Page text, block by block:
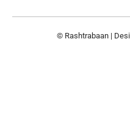
© Rashtrabaan |